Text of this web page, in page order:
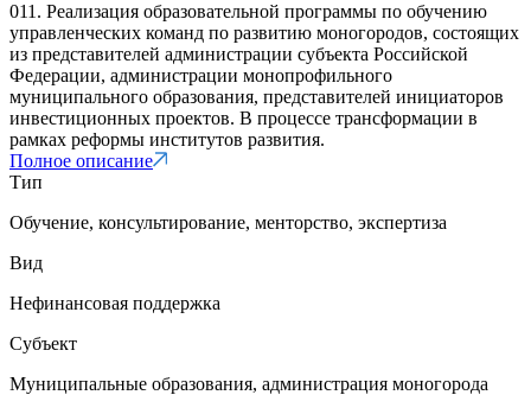
011. Реализация образовательной программы по обучению
управленческих команд по развитию моногородов, состоящих
из представителей администрации субъекта Российской
Федерации, администрации монопрофильного
муниципального образования, представителей инициаторов
инвестиционных проектов. В процессе трансформации в
рамках реформы институтов развития.
Полное описание
Тип
Обучение, консультирование, менторство, экспертиза
Вид
Нефинансовая поддержка
Субъект
Муниципальные образования, администрация моногорода